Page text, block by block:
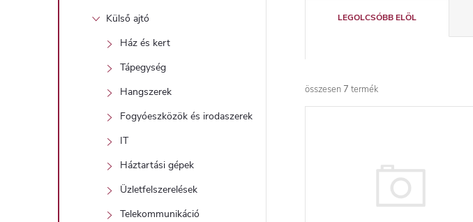
Külső ajtó
Ház és kert
Tápegység
Hangszerek
Fogyóeszközök és irodaszerek
IT
Háztartási gépek
Üzletfelszerelések
Telekommunikáció
e
r
m
LEGOLCSÓBB ELÖL
összesen 7 termék